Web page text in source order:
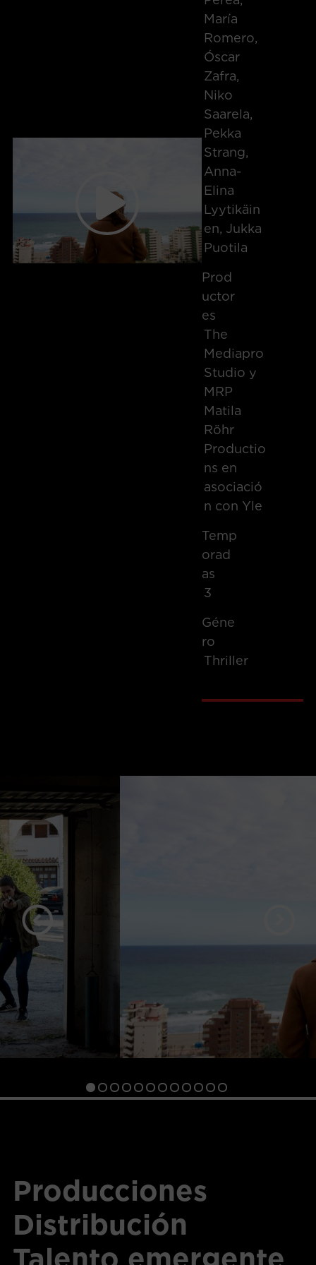
María
Romero,
Óscar
Zafra,
Niko
Saarela,
Pekka
Strang,
Anna-
Elina
Lyytikäin
En, Jukka
Puotila
Prod
Uctor
Es
The
Mediapro
Studio y
MRP
Matila
Röhr
Productio
ns en
asociació
n con Yle
Temp
Orad
As
3
Géne
Ro
Thriller
Producciones
Distribución